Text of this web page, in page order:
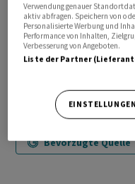
Bevorzugte Quelle
Verwendung genauer
aktiv abfragen. Speichern von
Personalisierte Werbung und
Performance von Inhalten,
Verbesserung von Angeboten.
Liste der Partner
EINSTELLUNGEN